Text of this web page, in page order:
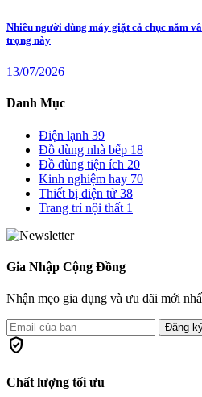
Nhiều người dùng máy giặt cả chục năm
trọng này
13/07/2026
Danh Mục
Điện lạnh 39
Đồ dùng nhà bếp 18
Đồ dùng tiện ích 20
Kinh nghiệm hay 70
Thiết bị điện tử 38
Trang trí nội thất 1
Gia Nhập Cộng Đồng
Nhận mẹo gia dụng và ưu đãi mới
Đăng
verified_user
Chất lượng tối ưu